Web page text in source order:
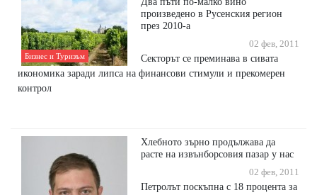
Бизнес и Туризъм
произведено в Русенския регион
през 2010-а
02 фев, 2011
Секторът се преминава в сивата
икономика заради липса на финансови стимули и прекомерен
контрол
Хлебното зърно продължава да
расте на извънборсовия пазар у нас
02 фев, 2011
Петролът поскъпна с 18 процента за